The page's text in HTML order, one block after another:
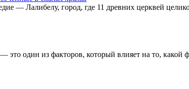
— Лалибелу, город, где 11 древних церквей
это один из факторов, который влияет на то, какой